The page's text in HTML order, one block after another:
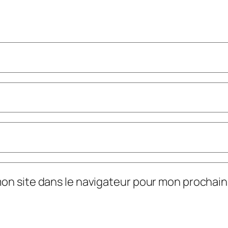
site dans le navigateur pour mon